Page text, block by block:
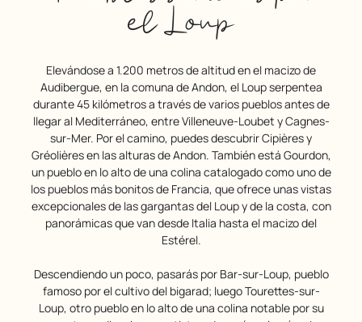
el Loup
Elevándose a 1.200 metros de altitud en el macizo de
Audibergue, en la comuna de Andon, el Loup serpentea
durante 45 kilómetros a través de varios pueblos antes de
llegar al Mediterráneo, entre Villeneuve-Loubet y Cagnes-
sur-Mer. Por el camino, puedes descubrir Cipières y
Gréolières en las alturas de Andon. También está Gourdon,
un pueblo en lo alto de una colina catalogado como uno de
los pueblos más bonitos de Francia, que ofrece unas vistas
excepcionales de las gargantas del Loup y de la costa, con
panorámicas que van desde Italia hasta el macizo del
Estérel.
Descendiendo un poco, pasarás por Bar-sur-Loup, pueblo
famoso por el cultivo del bigarad; luego Tourettes-sur-
Loup, otro pueblo en lo alto de una colina notable por su